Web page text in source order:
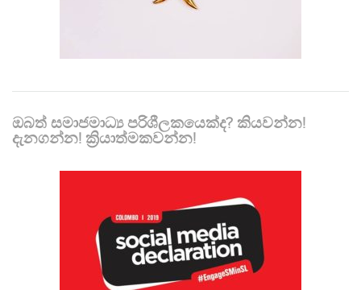
ඔබත් සමාජමාධ්‍ය පරිශීලකයෙක්ද? කියවන්න!
දැනගන්න! ක්‍රියාත්මකවන්න!